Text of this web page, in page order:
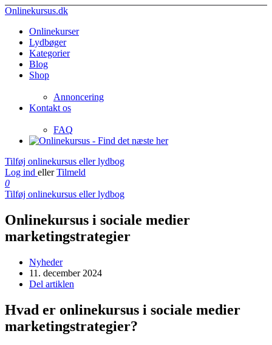
Onlinekursus.dk
Onlinekurser
Lydbøger
Kategorier
Blog
Shop
Annoncering
Kontakt os
FAQ
Tilføj onlinekursus eller lydbog
Log ind eller Tilmeld
0
Tilføj onlinekursus eller lydbog
Onlinekursus i sociale medier
marketingstrategier
Nyheder
11. december 2024
Del artiklen
Hvad er onlinekursus i sociale medier
marketingstrategier?